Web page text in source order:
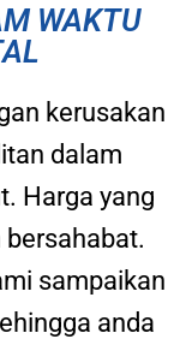
WAKTU
kerusakan
dalam
Harga yang
sampaikan
anda